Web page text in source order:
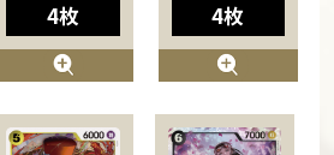
4枚 4枚